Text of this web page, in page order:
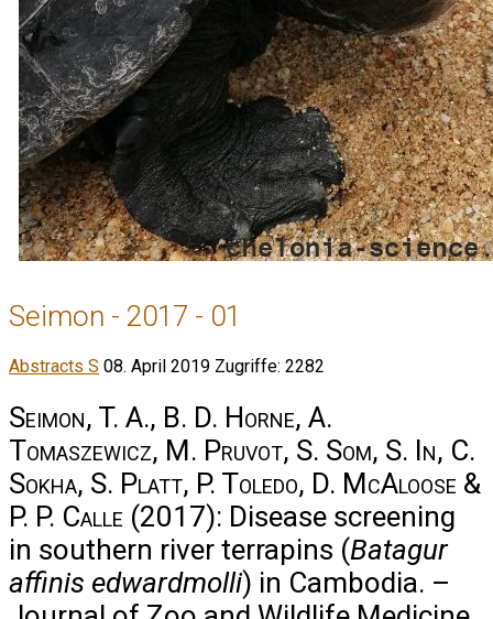
Seimon - 2017 - 01
Abstracts S 08. April 2019 Zugriffe: 2282
Seimon, T. A., B. D. Horne, A.
Tomaszewicz, M. Pruvot, S. Som, S. In, C.
Sokha, S. Platt, P. Toledo, D. McAloose &
P. P. Calle (2017): Disease screening
in southern river terrapins (Batagur
affinis edwardmolli) in Cambodia. –